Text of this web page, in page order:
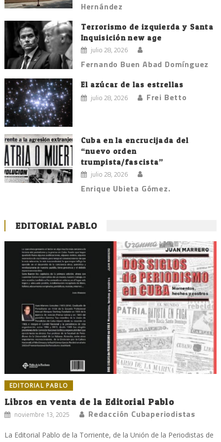
Hernández
Terrorismo de izquierda y Santa
Inquisición new age
julio 28, 2026
Fernando Buen Abad Domínguez
El azúcar de las estrellas
julio 28, 2026 Frei Betto
Cuba en la encrucijada del
“nuevo orden
trumpista/fascista”
julio 28, 2026
Enrique Ubieta Gómez.
EDITORIAL PABLO
EDITORIAL PABLO
Libros en venta de la Editorial Pablo
noviembre 13, 2025 Redacción Cubaperiodistas
La Editorial Pablo de la Torriente, de la Unión de la Periodistas de